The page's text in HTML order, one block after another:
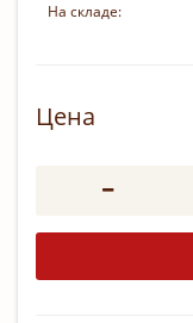
На складе:
Цена